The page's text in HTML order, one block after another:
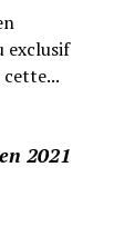
exclusif
cette...
2021